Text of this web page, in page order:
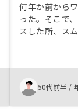
何年か前から
った。そこで
スした所、ス
し、知り合い
もっとデジタ
50代前半 /